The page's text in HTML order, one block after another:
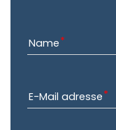
Name
E-Mail adresse